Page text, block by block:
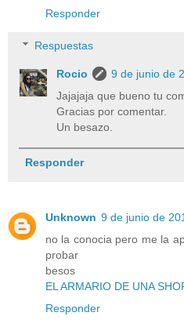
Responder
Respuestas
Rocio
9 de junio de
Jajajaja que bueno tu
Gracias por comentar.
Un besazo.
Responder
Unknown 9 de junio de
no la conocia pero me la
probar
besos
EL ARMARIO DE UNA
Responder